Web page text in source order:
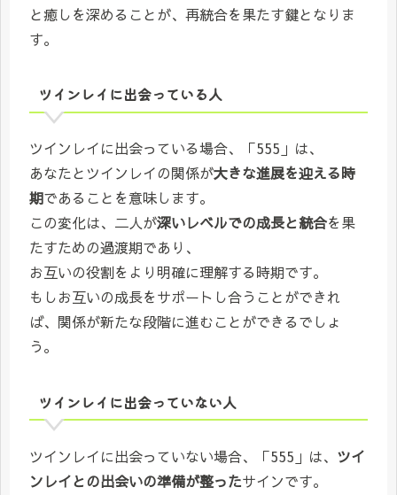
と癒しを深めることが、再統合を果たす鍵となりま
す。
ツインレイに出会っている人
ツインレイに出会っている場合、「555」は、
あなたとツインレイの関係が大きな進展を迎える時
期であることを意味します。
この変化は、二人が深いレベルでの成長と統合を果
たすための過渡期であり、
お互いの役割をより明確に理解する時期です。
もしお互いの成長をサポートし合うことができれ
ば、関係が新たな段階に進むことができるでしょ
う。
ツインレイに出会っていない人
ツインレイに出会っていない場合、「555」は、 ツイ
ンレイとの出会いの準備が整ったサインです。